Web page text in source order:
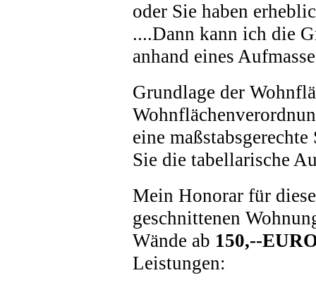
oder Sie haben
....Dann kann ich die
anhand eines
Grundlage der
eine
Sie die tabellarische
Mein Honorar für
geschnittenen
Wände ab 150,--
Leistungen: